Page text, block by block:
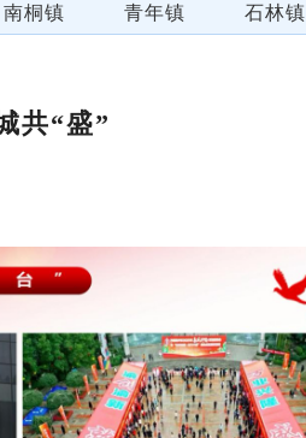
南桐镇 青年镇 石林镇
共“盛”
坚